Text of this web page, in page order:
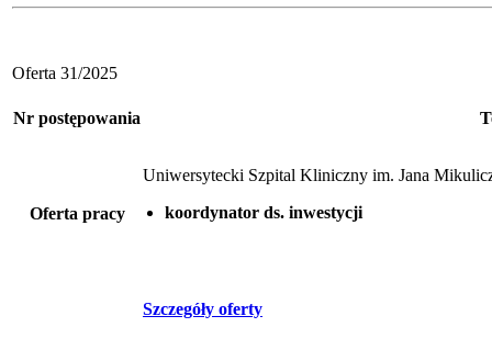
Oferta 31/2025
Nr postępowania
Oferta pracy
Uniwersytecki Szpital Kliniczny im. Jana
koordynator ds. inwestycji
Szczegóły oferty